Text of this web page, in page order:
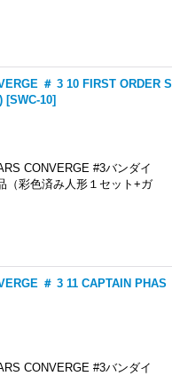
＃ 3 10 FIRST ORDER S
[SWC-10]
CONVERGE #3バンダイ
彩色済み人形１セット+ガ
＃ 3 11 CAPTAIN PHAS
CONVERGE #3バンダイ